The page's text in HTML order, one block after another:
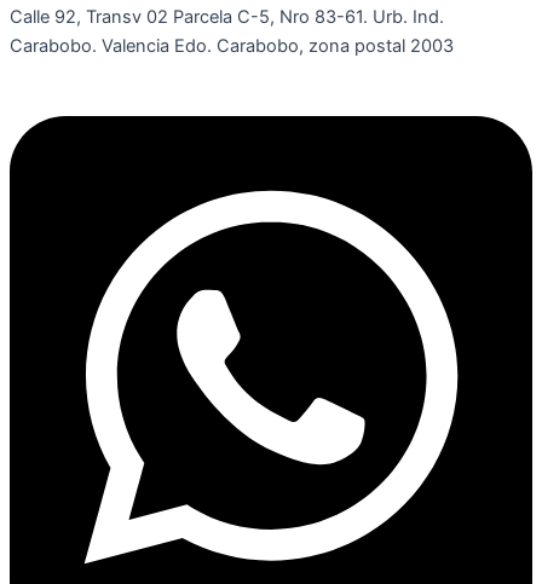
Calle 92, Transv 02 Parcela C-5, Nro 83-61. Urb. Ind.
Carabobo. Valencia Edo. Carabobo, zona postal 2003